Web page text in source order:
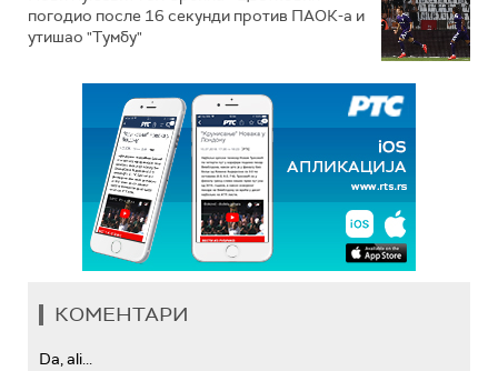
погодио после 16 секунди против ПАОК-а и
утишао "Тумбу"
КОМЕНТАРИ
Da, ali...